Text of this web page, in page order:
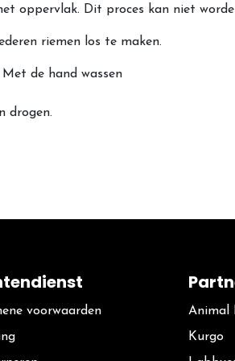
oppervlak. Dit proces kan niet
riemen los te maken.
de hand wassen
drogen.
Animal
Kurgo
voorwaarden